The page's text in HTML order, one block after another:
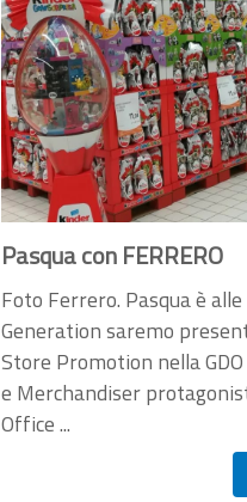
Pasqua con FERRERO
Foto Ferrero. Pasqua è
Generation saremo
Store Promotion nella
e Merchandiser
Office ...